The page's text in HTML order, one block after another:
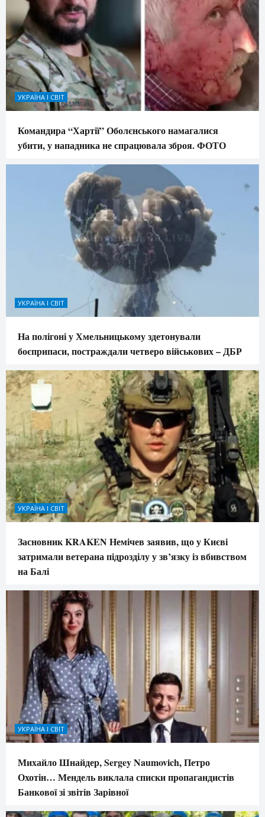
УКРАЇНА І СВІТ
Командира “Хартії” Оболєнського намагалися
убити, у нападника не спрацювала зброя. ФОТО
УКРАЇНА І СВІТ
На полігоні у Хмельницькому здетонували
боєприпаси, постраждали четверо військових – ДБР
УКРАЇНА І СВІТ
Засновник KRAKEN Немічев заявив, що у Києві
затримали ветерана підрозділу у зв’язку із вбивством
на Балі
УКРАЇНА І СВІТ
Михайло Шнайдер, Sergey Naumovich, Петро
Охотін… Мендель виклала списки пропагандистів
Банкової зі звітів Зарівної